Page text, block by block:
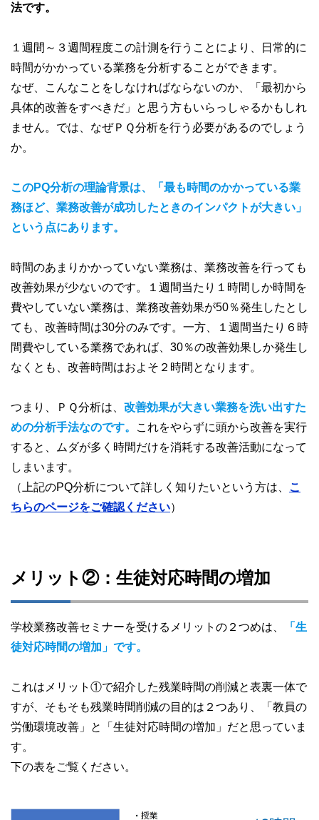
法です。
１週間～３週間程度この計測を行うことにより、日常的に
時間がかかっている業務を分析することができます。
なぜ、こんなことをしなければならないのか、「最初から
具体的改善をすべきだ」と思う方もいらっしゃるかもしれ
ません。では、なぜＰＱ分析を行う必要があるのでしょう
か。
このPQ分析の理論背景は、「最も時間のかかっている業
務ほど、業務改善が成功したときのインパクトが大きい」
という点にあります。
時間のあまりかかっていない業務は、業務改善を行っても
改善効果が少ないのです。１週間当たり１時間しか時間を
費やしていない業務は、業務改善効果が50％発生したとし
ても、改善時間は30分のみです。一方、１週間当たり６時
間費やしている業務であれば、30％の改善効果しか発生し
なくとも、改善時間はおよそ２時間となります。
つまり、ＰＱ分析は、 改善効果が大きい業務を洗い出すた
めの分析手法なのです。
これをやらずに頭から改善を実行
すると、ムダが多く時間だけを消耗する改善活動になって
しまいます。
（上記のPQ分析について詳しく知りたいという方は、 こ
ちらのページをご確認ください）
メリット②：生徒対応時間の増加
学校業務改善セミナーを受けるメリットの２つめは、
「生
徒対応時間の増加」です。
これはメリット①で紹介した残業時間の削減と表裏一体で
すが、そもそも残業時間削減の目的は２つあり、「教員の
労働環境改善」と「生徒対応時間の増加」だと思っていま
す。
下の表をご覧ください。